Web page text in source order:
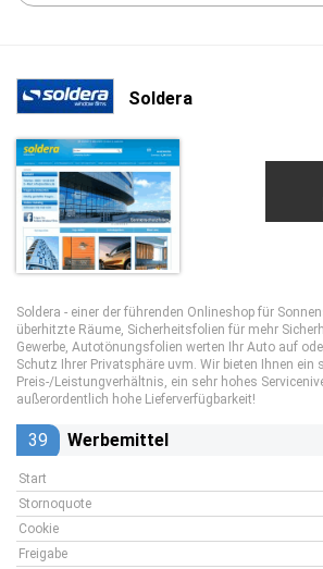
Soldera
Soldera - einer der führenden Onlineshop für
überhitzte Räume, Sicherheitsfolien für mehr
Gewerbe, Autotönungsfolien werten Ihr Auto auf
Schutz Ihrer Privatsphäre uvm. Wir bieten Ihnen ein
Preis-/Leistungverhältnis, ein sehr hohes
außerordentlich hohe Lieferverfügbarkeit!
39 Werbemittel
Start
Stornoquote
Cookie
Freigabe